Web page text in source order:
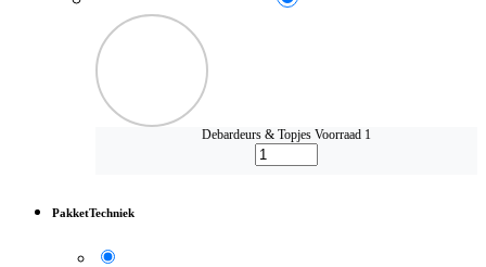
Debardeurs & Topjes Voorraad 1
PakketTechniek